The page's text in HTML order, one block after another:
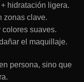
hidratación ligera.
zonas clave.
suaves.
el maquillaje.
persona, sino que